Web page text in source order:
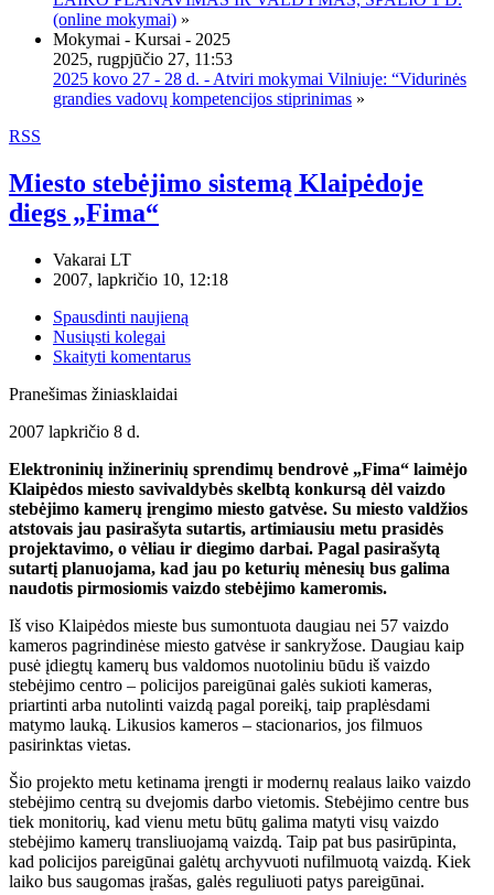
(online mokymai) »
Mokymai - Kursai - 2025
2025, rugpjūčio 27, 11:53
2025 kovo 27 - 28 d. - Atviri mokymai Vilniuje: “Vidurinės
grandies vadovų kompetencijos stiprinimas »
RSS
Miesto stebėjimo sistemą Klaipėdoje
diegs „Fima“
Vakarai LT
2007, lapkričio 10, 12:18
Spausdinti naujieną
Nusiųsti kolegai
Skaityti komentarus
Pranešimas žiniasklaidai
2007 lapkričio 8 d.
Elektroninių inžinerinių sprendimų bendrovė „Fima“ laimėjo
Klaipėdos miesto savivaldybės skelbtą konkursą dėl vaizdo
stebėjimo kamerų įrengimo miesto gatvėse. Su miesto valdžios
atstovais jau pasirašyta sutartis, artimiausiu metu prasidės
projektavimo, o vėliau ir diegimo darbai. Pagal pasirašytą
sutartį planuojama, kad jau po keturių mėnesių bus galima
naudotis pirmosiomis vaizdo stebėjimo kameromis.
Iš viso Klaipėdos mieste bus sumontuota daugiau nei 57 vaizdo
kameros pagrindinėse miesto gatvėse ir sankryžose. Daugiau kaip
pusė įdiegtų kamerų bus valdomos nuotoliniu būdu iš vaizdo
stebėjimo centro – policijos pareigūnai galės sukioti kameras,
priartinti arba nutolinti vaizdą pagal poreikį, taip praplėsdami
matymo lauką. Likusios kameros – stacionarios, jos filmuos
pasirinktas vietas.
Šio projekto metu ketinama įrengti ir modernų realaus laiko vaizdo
stebėjimo centrą su dvejomis darbo vietomis. Stebėjimo centre bus
tiek monitorių, kad vienu metu būtų galima matyti visų vaizdo
stebėjimo kamerų transliuojamą vaizdą. Taip pat bus pasirūpinta,
kad policijos pareigūnai galėtų archyvuoti nufilmuotą vaizdą. Kiek
laiko bus saugomas įrašas, galės reguliuoti patys pareigūnai.